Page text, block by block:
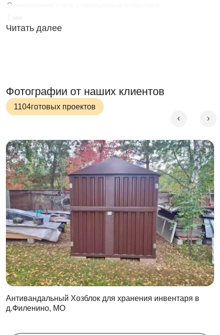
Оцинкованная сталь с порошковым покрытием
Читать далее
Фотографии от наших клиентов
1104готовых проектов
Антивандальный Хозблок для хранения инвентаря в
д.Филенино, МО